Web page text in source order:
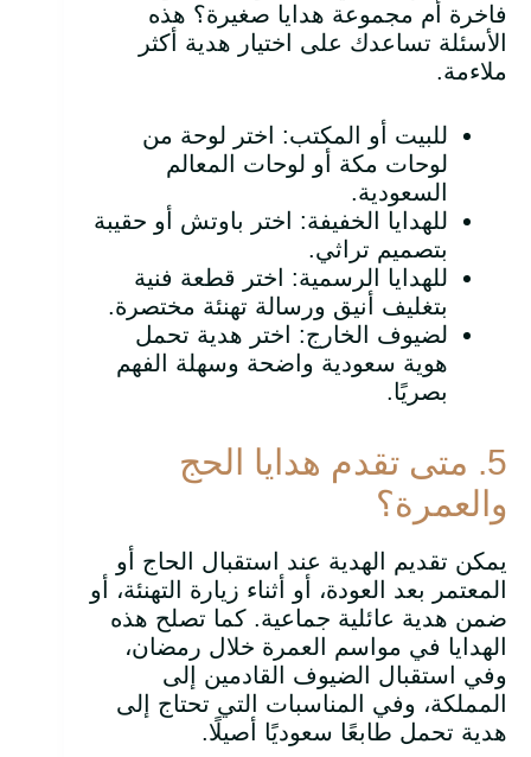
فاخرة أم مجموعة هدايا صغيرة؟ هذه
الأسئلة تساعدك على اختيار هدية أكثر
ملاءمة.
للبيت أو المكتب: اختر لوحة من
لوحات مكة أو لوحات المعالم
السعودية.
للهدايا الخفيفة: اختر باوتش أو حقيبة
بتصميم تراثي.
للهدايا الرسمية: اختر قطعة فنية
بتغليف أنيق ورسالة تهنئة مختصرة.
لضيوف الخارج: اختر هدية تحمل
هوية سعودية واضحة وسهلة الفهم
بصريًا.
5. متى تقدم هدايا الحج
والعمرة؟
يمكن تقديم الهدية عند استقبال الحاج أو
المعتمر بعد العودة، أو أثناء زيارة التهنئة، أو
ضمن هدية عائلية جماعية. كما تصلح هذه
الهدايا في مواسم العمرة خلال رمضان،
وفي استقبال الضيوف القادمين إلى
المملكة، وفي المناسبات التي تحتاج إلى
هدية تحمل طابعًا سعوديًا أصيلًا.